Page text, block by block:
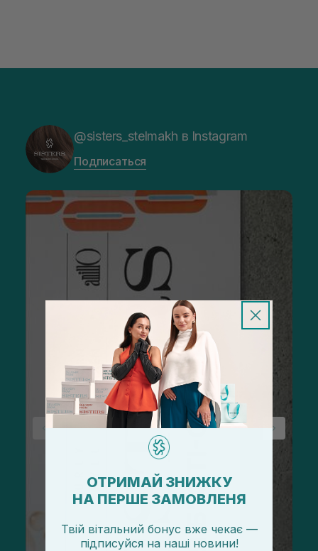
@sisters_stelmakh в Instagram
Подписаться
ОТРИМАЙ ЗНИЖКУ
НА ПЕРШЕ ЗАМОВЛЕНЯ
Твій вітальний бонус вже чекає —
підписуйся на наші новини!